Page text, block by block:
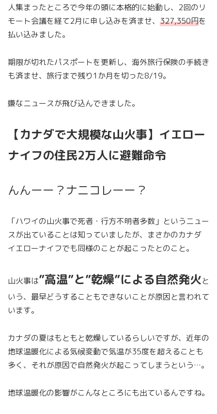
人集まったところで今年の頭に本格的に始動し、2回のリ
モート会議を経て2月に申し込みを済ませ、 327,350円を
払い込みました。
期限が切れたパスポートを更新し、海外旅行保険の手続き
も済ませ、旅行まで残り1か月を切った8/19。
嫌なニュースが飛び込んできました。
【カナダで大規模な山火事】イエロー
ナイフの住民2万人に避難命令
んんーー？ナニコレーー？
「ハワイの山火事で死者・行方不明者多数」というニュー
スが出ていることは知っていましたが、まさかのカナダ
イエローナイフでも同様のことが起こったとのこと。
山火事は”高温”と”乾燥”による自然発火と
いう、最早どうすることもできないことが原因と言われて
います。
カナダの夏はもともと乾燥しているらしいですが、近年の
地球温暖化による気候変動で気温が35度を超えることも
多く、それが原因で自然発火が起こってしまうという…。
地球温暖化の影響がこんなところにも出ているんですね。